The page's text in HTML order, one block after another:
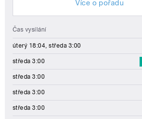
Více o pořadu
Čas vysílání
úterý 18:04, středa 3:00
středa 3:00
středa 3:00
středa 3:00
středa 3:00